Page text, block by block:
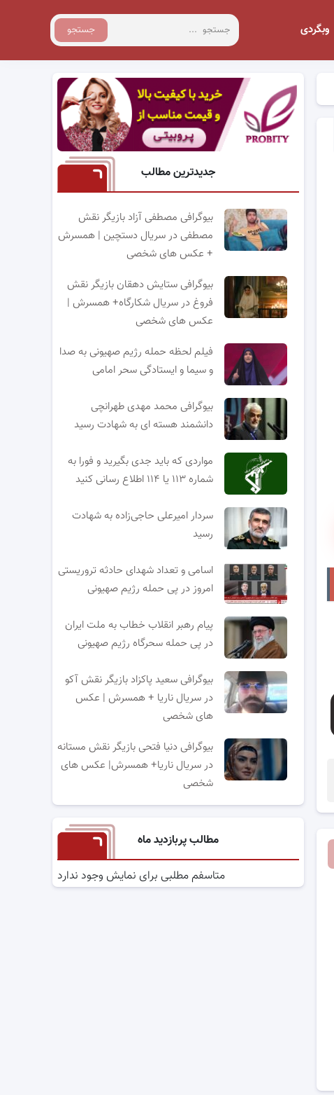
جستجو وبگردی
جدیدترین مطالب
بیوگرافی مصطفی آزاد بازیگر نقش
مصطفی در سریال دستچین | همسرش
+ عکس های شخصی
بیوگرافی ستایش دهقان بازیگر نقش
فروغ در سریال شکارگاه+ همسرش |
عکس های شخصی
فیلم لحظه حمله رژیم صهیونی به صدا
و سیما و ایستادگی سحر امامی
بیوگرافی محمد مهدی طهرانچی
دانشمند هسته ای به شهادت رسید
مواردی که باید جدی بگیرید و فورا به
شماره ۱۱۳ یا ۱۱۴ اطلاع رسانی کنید
سردار امیرعلی حاجی‌زاده به شهادت
رسید
اسامی و تعداد شهدای حادثه تروریستی
امروز در پی حمله رژیم صهیونی
پیام رهبر انقلاب خطاب به ملت ایران
در پی حمله سحرگاه رژیم صهیونی
بیوگرافی سعید پاکزاد بازیگر نقش آکو
در سریال ناریا + همسرش | عکس
های شخصی
بیوگرافی دنیا فتحی بازیگر نقش مستانه
در سریال ناریا+ همسرش| عکس های
شخصی
مطالب پربازدید ماه
متاسفم مطلبی برای نمایش وجود ندارد